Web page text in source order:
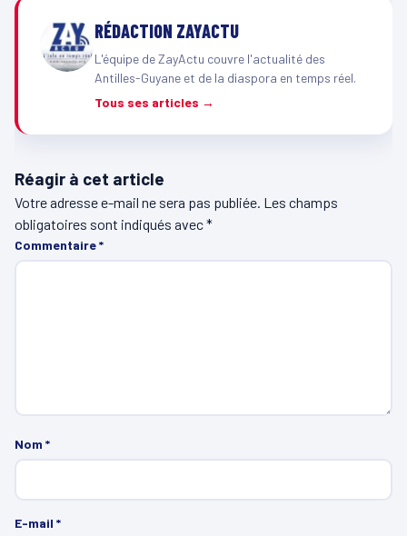
RÉDACTION ZAYACTU
L'équipe de ZayActu couvre l'actualité des
Antilles-Guyane et de la diaspora en temps réel.
Tous ses articles →
Réagir à cet article
Votre adresse e-mail ne sera pas publiée. Les champs
obligatoires sont indiqués avec*
Commentaire*
Nom *
E-mail *